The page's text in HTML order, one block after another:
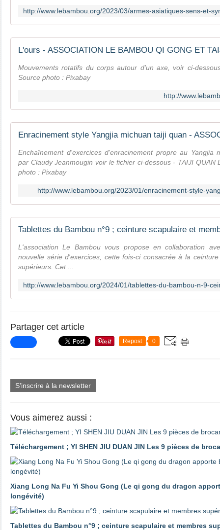
Mouvements rotatifs du corps autour d'un axe, voir ci-
Source photo : Pixabay
http://
Enchaînement d'exercices d'enracinement propre au Yangjia
par Claudy Jeanmougin voir le fichier ci-dessous - TAIJI QUAN
photo : Pixabay
http://www.lebambou.org/2023/01/enracinement-style-
L'association Le Bambou vous propose en collaboration
nouvelle série d'exercices, cette fois-ci consacrée à la
supérieurs. Cet ...
Partager cet article
Repost 0
S'inscrire à la newsletter
Vous aimerez aussi :
Téléchargement ; YI SHEN JIU DUAN JIN Les 9 pièces de
Xiang Long Na Fu Yi Shou Gong (Le qi gong du dragon
longévité)
Tablettes du Bambou n°9 ; ceinture scapulaire et membres